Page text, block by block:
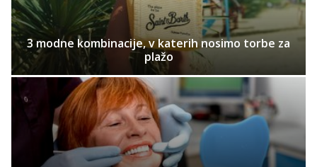
3 modne kombinacije, v katerih nosimo torbe za
plažo